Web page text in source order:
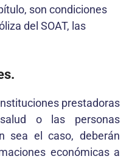
son condiciones
del SOAT, las
prestadoras
o las personas
sea el caso, deberán
económicas a